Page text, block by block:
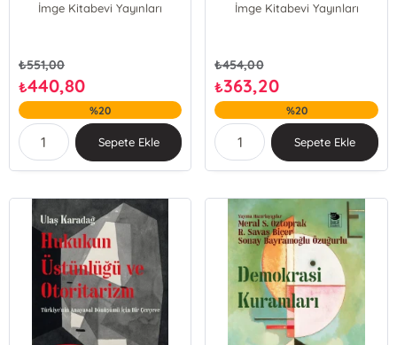
İmge Kitabevi Yayınları
₺551,00
₺440,80
%20
Sepete Ekle
Emine Olhan
İmge Kitabevi Yayınları
₺454,00
₺363,20
%20
Sepete Ekle